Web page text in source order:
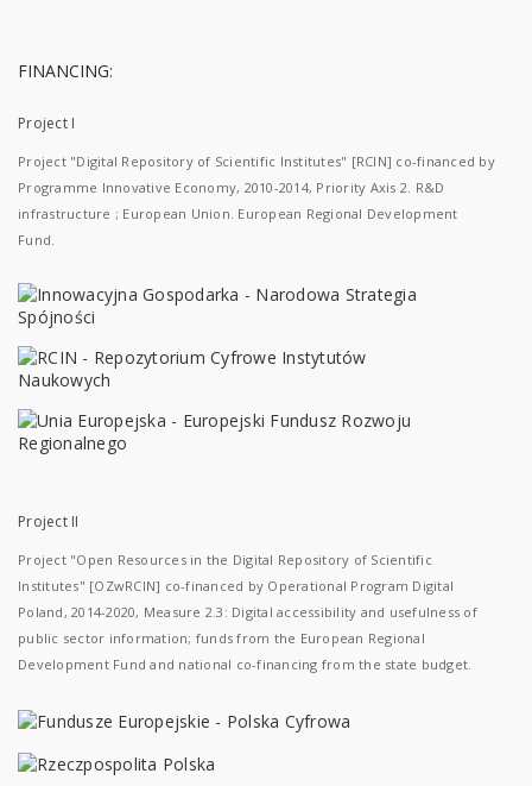
FINANCING:
Project I
Project "Digital Repository of Scientific Institutes" [RCIN] co-financed by
Programme Innovative Economy, 2010-2014, Priority Axis 2. R&D
infrastructure ; European Union. European Regional Development
Fund.
Project II
Project "Open Resources in the Digital Repository of Scientific
Institutes" [OZwRCIN] co-financed by Operational Program Digital
Poland, 2014-2020, Measure 2.3: Digital accessibility and usefulness of
public sector information; funds from the European Regional
Development Fund and national co-financing from the state budget.